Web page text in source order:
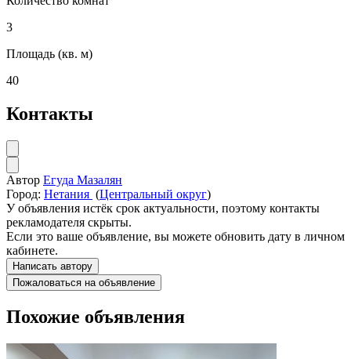
3
Площадь (кв. м)
40
Контакты
Автор Егуда Мазалян
Город: Нетания (Центральный округ)
У объявления истёк срок актуальности, поэтому контакты
рекламодателя скрыты.
Если это ваше объявление, вы можете обновить дату в личном
кабинете.
Написать автору
Пожаловаться на объявление
Похожие объявления